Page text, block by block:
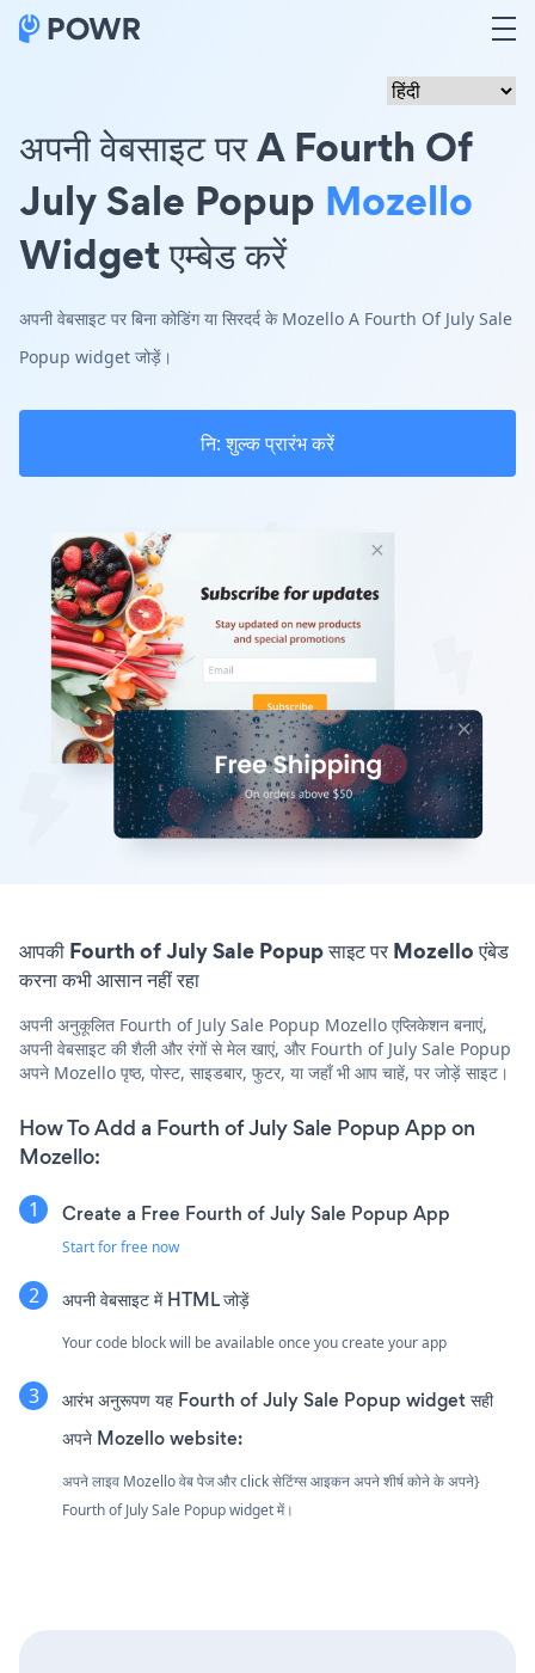
अपनी वेबसाइट पर A Fourth Of
July Sale Popup Mozello
Widget एम्बेड करें
अपनी वेबसाइट पर बिना कोडिंग या सिरदर्द के Mozello A Fourth Of July Sale
Popup widget जोड़ें।
नि: शुल्क प्रारंभ करें
आपकी Fourth of July Sale Popup साइट पर Mozello एंबेड
करना कभी आसान नहीं रहा
अपनी अनुकूलित Fourth of July Sale Popup Mozello एप्लिकेशन बनाएं,
अपनी वेबसाइट की शैली और रंगों से मेल खाएं, और Fourth of July Sale Popup
अपने Mozello पृष्ठ, पोस्ट, साइडबार, फुटर, या जहाँ भी आप चाहें, पर जोड़ें साइट।
How To Add a Fourth of July Sale Popup App on
Mozello:
Create a Free Fourth of July Sale Popup App
Start for free now
अपनी वेबसाइट में HTML जोड़ें
Your code block will be available once you create your app
आरंभ अनुरूपण यह Fourth of July Sale Popup widget सही
अपने Mozello website:
अपने लाइव Mozello वेब पेज और click सेटिंग्स आइकनअपने शीर्ष कोने के अपने}
Fourth of July Sale Popup widget में।